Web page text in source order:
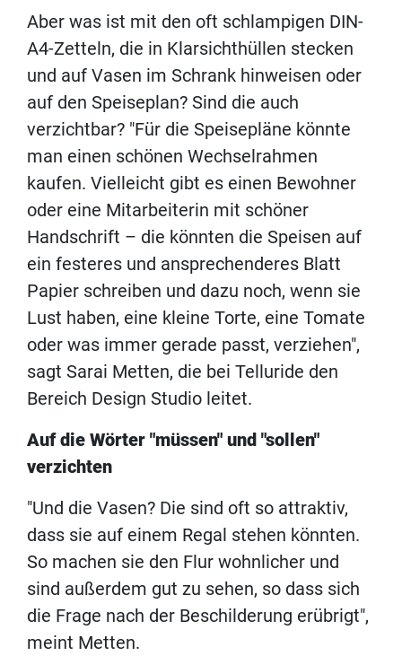
Aber was ist mit den oft schlampigen DIN-
A4-Zetteln, die in Klarsichthüllen stecken
und auf Vasen im Schrank hinweisen oder
auf den Speiseplan? Sind die auch
verzichtbar? "Für die Speisepläne könnte
man einen schönen Wechselrahmen
kaufen. Vielleicht gibt es einen Bewohner
oder eine Mitarbeiterin mit schöner
Handschrift – die könnten die Speisen auf
ein festeres und ansprechenderes Blatt
Papier schreiben und dazu noch, wenn sie
Lust haben, eine kleine Torte, eine Tomate
oder was immer gerade passt, verziehen",
sagt Sarai Metten, die bei Telluride den
Bereich Design Studio leitet.
Auf die Wörter "müssen" und "sollen"
verzichten
"Und die Vasen? Die sind oft so attraktiv,
dass sie auf einem Regal stehen könnten.
So machen sie den Flur wohnlicher und
sind außerdem gut zu sehen, so dass sich
die Frage nach der Beschilderung erübrigt",
meint Metten.